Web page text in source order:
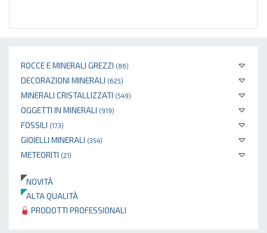
ROCCE E MINERALI GREZZI (86)
DECORAZIONI MINERALI (625)
MINERALI CRISTALLIZZATI (549)
OGGETTI IN MINERALI (919)
FOSSILI (173)
GIOIELLI MINERALI (354)
METEORITI (21)
NOVITÀ
ALTA QUALITÀ
PRODOTTI PROFESSIONALI